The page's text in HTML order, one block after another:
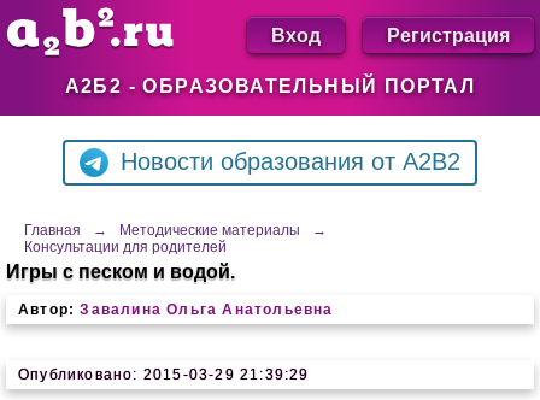
А2Б2 - ОБРАЗОВАТЕЛЬНЫЙ ПОРТАЛ
Вход Регистрация
Новости образования от A2B2
Главная → Методические материалы
→
Консультации для родителей
Игры с песком и водой.
Автор: Завалина Ольга Анатольевна
Опубликовано: 2015-03-29 21:39:29